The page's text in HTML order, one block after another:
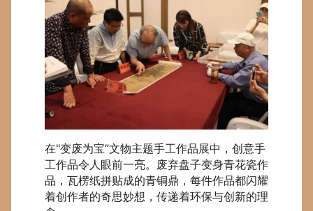
在"变废为宝”文物主题手工作品展中，创意手
工作品令人眼前一亮。废弃盘子变身青花瓷作
品，瓦楞纸拼贴成的青铜鼎，每件作品都闪耀
着创作者的奇思妙想，传递着环保与创新的理